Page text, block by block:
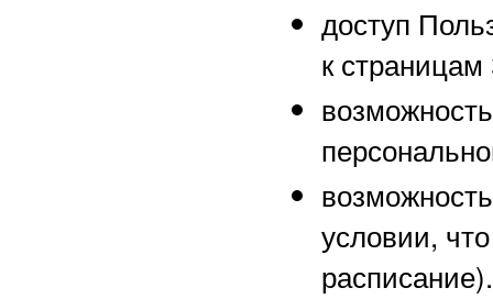
доступ
к
условии,
расписание).